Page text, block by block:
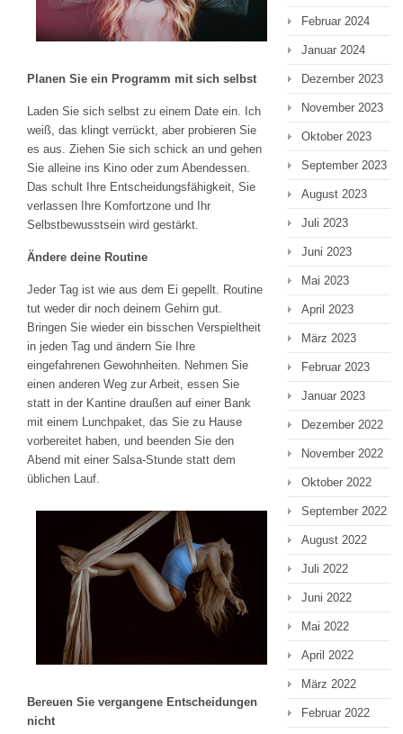
Planen Sie ein Programm mit sich selbst
Laden Sie sich selbst zu einem Date ein. Ich
weiß, das klingt verrückt, aber probieren Sie
es aus. Ziehen Sie sich schick an und gehen
Sie alleine ins Kino oder zum Abendessen.
Das schult Ihre Entscheidungsfähigkeit, Sie
verlassen Ihre Komfortzone und Ihr
Selbstbewusstsein wird gestärkt.
Ändere deine Routine
Jeder Tag ist wie aus dem Ei gepellt. Routine
tut weder dir noch deinem Gehirn gut.
Bringen Sie wieder ein bisschen Verspieltheit
in jeden Tag und ändern Sie Ihre
eingefahrenen Gewohnheiten. Nehmen Sie
einen anderen Weg zur Arbeit, essen Sie
statt in der Kantine draußen auf einer Bank
mit einem Lunchpaket, das Sie zu Hause
vorbereitet haben, und beenden Sie den
Abend mit einer Salsa-Stunde statt dem
üblichen Lauf.
Bereuen Sie vergangene Entscheidungen
nicht
Februar 2024
Januar 2024
Dezember 2023
November 2023
Oktober 2023
September 2023
August 2023
Juli 2023
Juni 2023
Mai 2023
April 2023
März 2023
Februar 2023
Januar 2023
Dezember 2022
November 2022
Oktober 2022
September 2022
August 2022
Juli 2022
Juni 2022
Mai 2022
April 2022
März 2022
Februar 2022